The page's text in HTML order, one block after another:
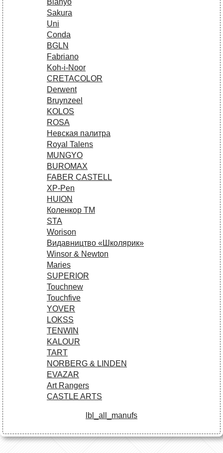
Bianyo
Sakura
Uni
Conda
BGLN
Fabriano
Koh-i-Noor
CRETACOLOR
Derwent
Bruynzeel
KOLOS
ROSA
Невская палитра
Royal Talens
MUNGYO
BUROMAX
FABER CASTELL
XP-Pen
HUION
Коленкор ТМ
STA
Worison
Видавництво «Школярик»
Winsor & Newton
Maries
SUPERIOR
Touchnew
Touchfive
YOVER
LOKSS
TENWIN
KALOUR
TART
NORBERG & LINDEN
EVAZAR
Art Rangers
CASTLE ARTS
lbl_all_manufs